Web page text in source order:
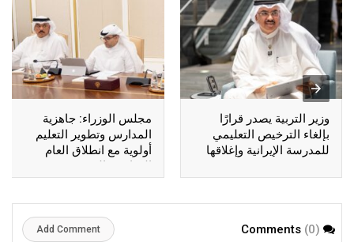
وزير التربية يصدر قرارًا
بإلغاء الترخيص التعليمي
للمدرسة الإيرانية وإغلاقها
مجلس الوزراء: جاهزية
المدارس وتطوير التعليم
أولوية مع انطلاق العام
الدراسي الجديد
(0)
Add Comment